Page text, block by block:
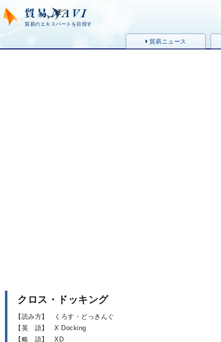
貿易のエキスパートを目指す
貿易ニュース
クロス・ドッキング
【読み方】
くろす・どっきんぐ
【英 語】
X Docking
【略 語】
XD